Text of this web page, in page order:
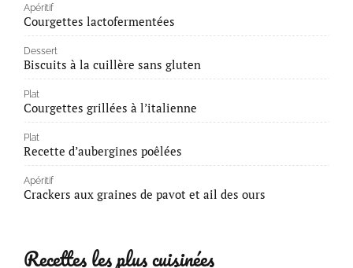
Apéritif
Courgettes lactofermentées
Dessert
Biscuits à la cuillère sans gluten
Plat
Courgettes grillées à l’italienne
Plat
Recette d’aubergines poêlées
Apéritif
Crackers aux graines de pavot et ail des ours
Recettes les plus cuisinées